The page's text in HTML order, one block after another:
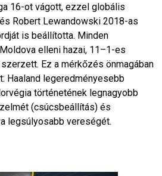
16-ot vágott, ezzel globális
Robert Lewandowski 2018-as
is beállította. Minden
elleni hazai, 11–1-es
Ez a mérkőzés önmagában
Haaland legeredményesebb
történetének legnagyobb
(csúcsbeállítás) és
legsúlyosabb vereségét.